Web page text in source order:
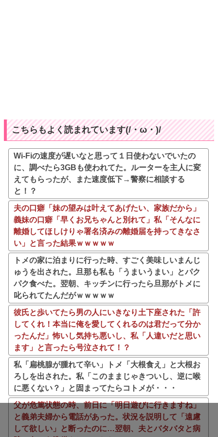
こちらもよく読まれています(/・ω・)/
Wi-Fiの速度が遅いなと思って１日使わないでいたの
に、調べたら3GBも使われてた。ルーターを主人に変
えてもらったが、また速度低下→警察に相談する
と！？
夫の口癖「妹の望みは叶えてあげたい、家族だから」
義妹の口癖「早くお兄ちゃんと別れて」私「そんなに
離婚してほしけりゃ署名済みの離婚届を持ってきなさ
い」と言った結果ｗｗｗｗｗ
トメの家に泊まりに行った時、すごく美味しいまんじ
ゅうを出された。旦那も私も「うまいうまい」とパク
パク食べた。翌朝、キッチンに行ったら旦那がトメに
叱られてたんだがｗｗｗｗｗ
彼氏と歩いてたら男の人にいきなり土下座された「許
してくれ！本当に俺を愛してくれるのは君だって分か
ったんだ」怖いし気持ち悪いし、私「人違いだと思い
ます」と言ったら号泣されて！？
私「扁桃腺が腫れて辛い」トメ「大根食え」と大根お
ろしを出された。私「このままじゃきついし、逆に喉
に悪くない？」と固まってたらコトメが・・・
父が危篤状態の時、前日に「明日遊びに行きますね」
と義弟夫婦から電話があった。状況を説明して「遠慮
して欲しい」と断ったのに…翌朝、夫とバタバタと病